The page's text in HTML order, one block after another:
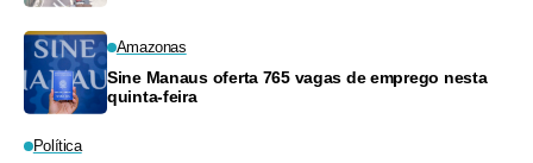
Amazonas
Sine Manaus oferta 765 vagas de emprego nesta
quinta-feira
Política